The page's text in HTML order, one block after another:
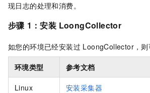
现日志的处理和消费。
步骤 1：安装 LoongCollector
如您的环境已经安装过 LoongCollector，则
环境类型 参考文档
Linux 安装采集器